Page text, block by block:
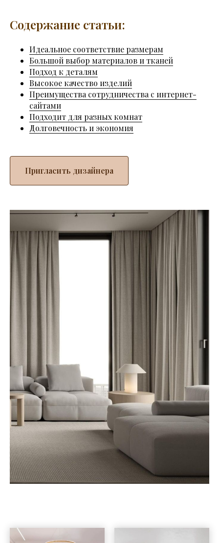
Содержание статьи:
Идеальное соответствие размерам
Большой выбор материалов и тканей
Подход к деталям
Высокое качество изделий
Преимущества сотрудничества с интернет-
сайтами
Подходит для разных комнат
Долговечность и экономия
Пригласить дизайнера